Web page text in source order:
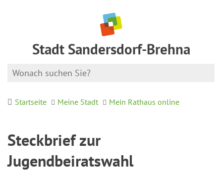
Stadt Sandersdorf-Brehna
Startseite Meine Stadt Mein Rathaus online
Steckbrief zur
Jugendbeiratswahl